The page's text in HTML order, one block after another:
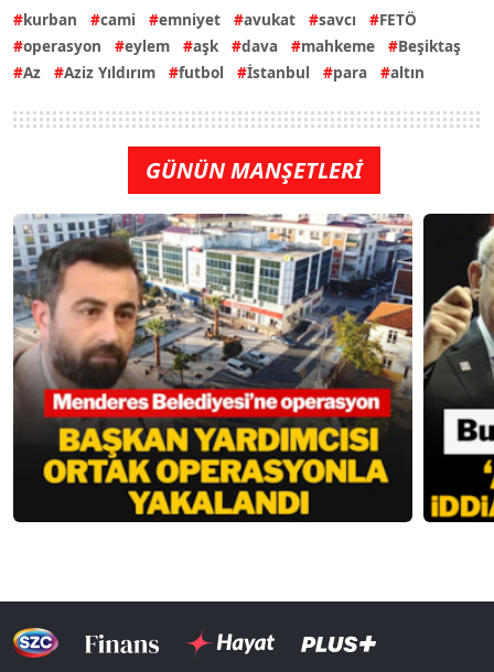
kurban cami emniyet avukat savcı
FETÖ
operasyon
eylem aşk dava mahkeme
Beşiktaş
Az
Aziz Yıldırım futbol İstanbul para altın
GÜNÜN MANŞETLERİ